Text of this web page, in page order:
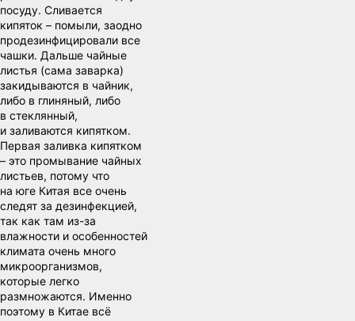
посуду. Сливается
кипяток – помыли, заодно
продезинфицировали все
чашки. Дальше чайные
листья (сама заварка)
закидываются в чайник,
либо в глиняный, либо
в стеклянный,
и заливаются кипятком.
Первая заливка кипятком
– это промывание чайных
листьев, потому что
на юге Китая все очень
следят за дезинфекцией,
так как там из-за
влажности и особенностей
климата очень много
микроорганизмов,
которые легко
размножаются. Именно
поэтому в Китае всё